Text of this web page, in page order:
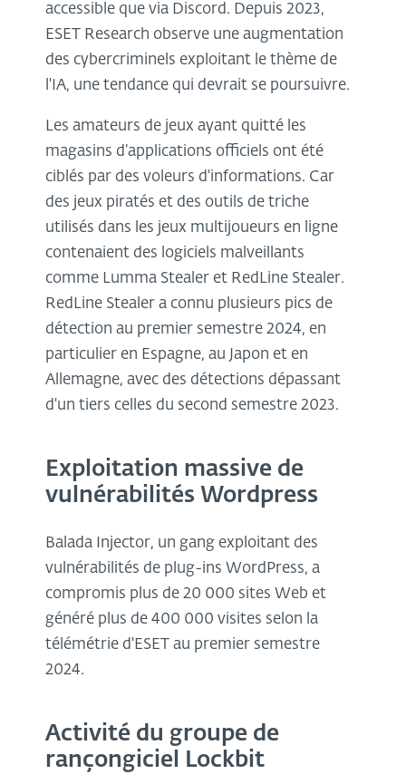
accessible que via Discord. Depuis 2023,
ESET Research observe une augmentation
des cybercriminels exploitant le thème de
l'IA, une tendance qui devrait se poursuivre.
Les amateurs de jeux ayant quitté les
magasins d’applications officiels ont été
ciblés par des voleurs d'informations. Car
des jeux piratés et des outils de triche
utilisés dans les jeux multijoueurs en ligne
contenaient des logiciels malveillants
comme Lumma Stealer et RedLine Stealer.
RedLine Stealer a connu plusieurs pics de
détection au premier semestre 2024, en
particulier en Espagne, au Japon et en
Allemagne, avec des détections dépassant
d'un tiers celles du second semestre 2023.
Exploitation massive de
vulnérabilités Wordpress
Balada Injector, un gang exploitant des
vulnérabilités de plug-ins WordPress, a
compromis plus de 20 000 sites Web et
généré plus de 400 000 visites selon la
télémétrie d'ESET au premier semestre
2024.
Activité du groupe de
rançongiciel Lockbit